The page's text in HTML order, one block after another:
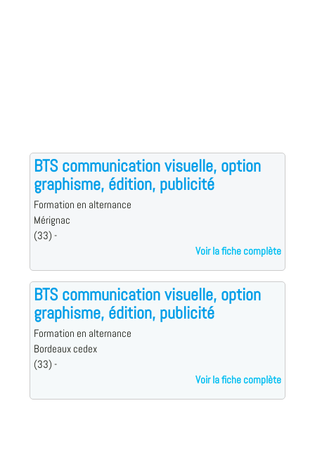
BTS communication visuelle, option
graphisme, édition, publicité
Formation en alternance
Mérignac
(33) -
Voir la fiche complète
BTS communication visuelle, option
graphisme, édition, publicité
Formation en alternance
Bordeaux cedex
(33) -
Voir la fiche complète